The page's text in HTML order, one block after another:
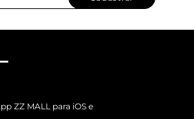
ZZ MALL para iOS e